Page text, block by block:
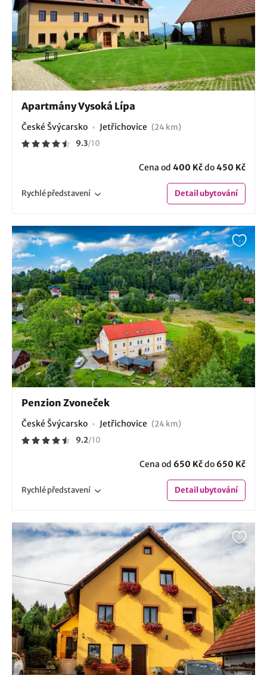
Apartmány Vysoká Lípa
České Švýcarsko Jetřichovice (24 km)
9.3/10
Cena od 400 Kčdo450 Kč
Rychlépředstavení Detailubytování
Penzion Zvoneček
České Švýcarsko Jetřichovice (24 km)
9.2/10
Cena od 650 Kčdo 650 Kč
Rychlépředstavení Detailubytování